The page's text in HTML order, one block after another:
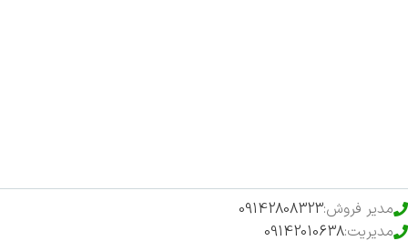
مدیر فروش:09142808323
مدیریت:09142010638